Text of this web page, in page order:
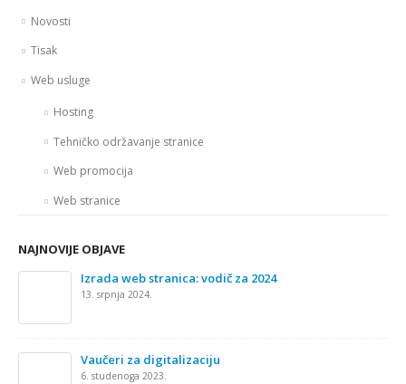
Novosti
Tisak
Web usluge
Hosting
Tehničko održavanje stranice
Web promocija
Web stranice
NAJNOVIJE OBJAVE
Izrada web stranica: vodič za 2024
13. srpnja 2024.
Vaučeri za digitalizaciju
6. studenoga 2023.